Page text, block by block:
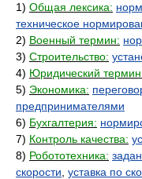
1) Общая лексика:
техническое
2) Военный термин:
3) Строительство:
4) Юридический
5) Экономика:
предпринимателями
6) Бухгалтерия:
7) Контроль качества:
8) Робототехника:
скорости уставка по